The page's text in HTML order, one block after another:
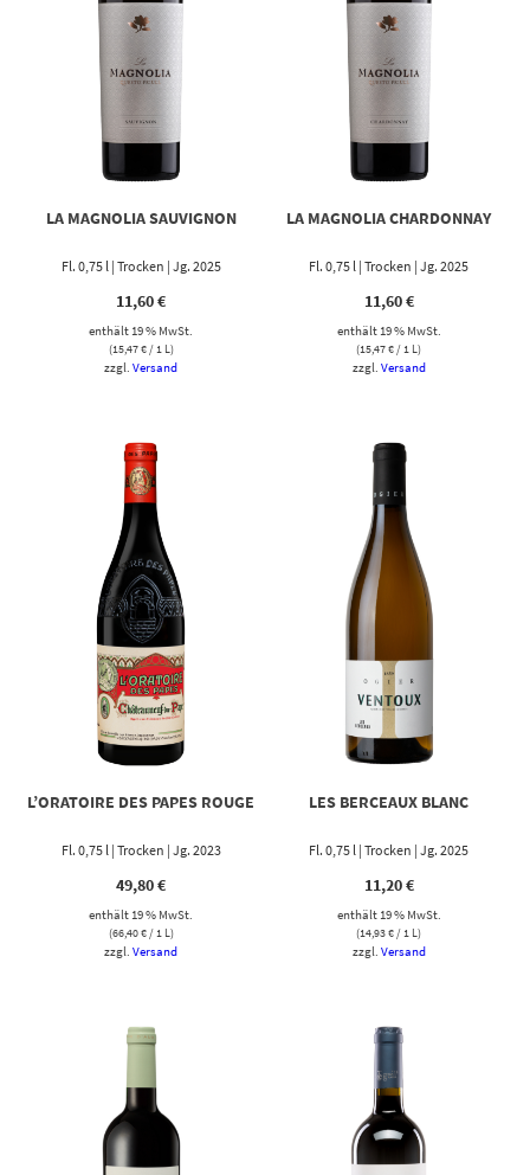
LA MAGNOLIA SAUVIGNON
Fl. 0,75 l | Trocken | Jg. 2025
11,60€
enthält 19 % MwSt.
(15,47€/ 1 L)
zzgl.Versand
LA MAGNOLIA CHARDONNAY
Fl. 0,75 l | Trocken | Jg. 2025
11,60€
enthält 19 % MwSt.
(15,47€/ 1 L)
zzgl. Versand
L’ORATOIRE DES PAPES ROUGE
Fl. 0,75 l | Trocken | Jg. 2023
49,80€
enthält 19 % MwSt.
(66,40€/ 1 L)
zzgl.Versand
LES BERCEAUX BLANC
Fl. 0,75 l | Trocken | Jg. 2025
11,20€
enthält 19 % MwSt.
(14,93€/ 1 L)
zzgl. Versand